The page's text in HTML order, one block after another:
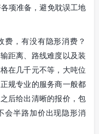
项准备，避免耽误工地
费，有没有隐形消费？
距离、路线难度以及装
在几千元不等，大吨位
规专业的服务商一般都
后给出清晰的报价，包
会半路加价出现隐形消